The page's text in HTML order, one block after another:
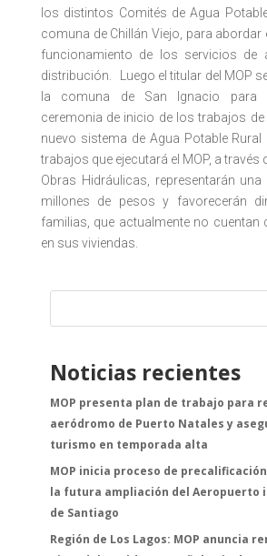
los distintos Comités de Agua
comuna de Chillán Viejo, para abordar
funcionamiento de los servicios de
distribución. Luego el titular del MOP
la comuna de San Ignacio para
ceremonia de inicio de los trabajos
nuevo sistema de Agua Potable
trabajos que ejecutará el MOP, a través
Obras Hidráulicas, representarán una
millones de pesos y favorecerán
familias, que actualmente no cuentan
en sus viviendas.
Noticias recientes
MOP presenta plan de trabajo para
aeródromo de Puerto Natales y
turismo en temporada alta
MOP inicia proceso de
la futura ampliación del Aeropuerto
de Santiago
Región de Los Lagos: MOP anuncia